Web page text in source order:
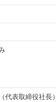
表取締役社長）